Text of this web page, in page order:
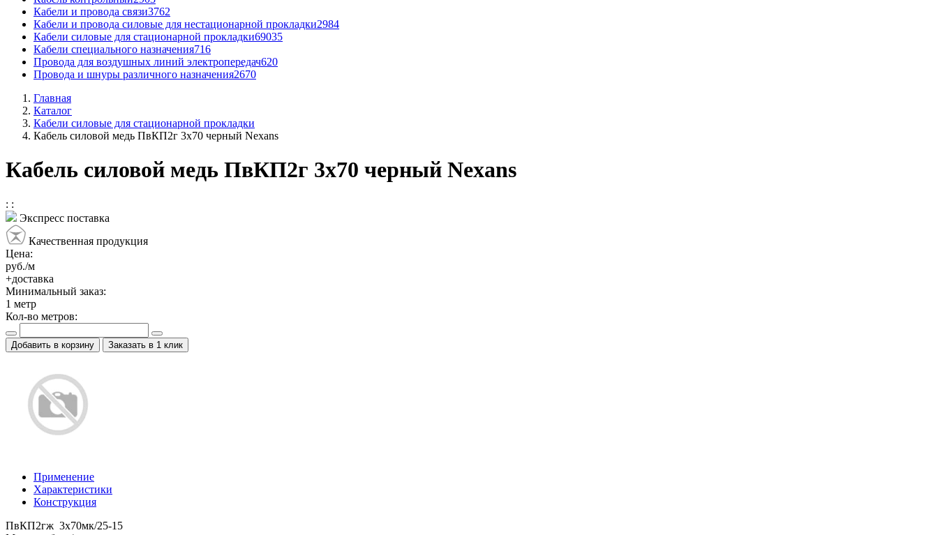
Кабели и провода связи3762
Кабели и провода силовые для нестационарной прокладки2984
Кабели силовые для стационарной прокладки69035
Кабели специального назначения716
Провода для воздушных линий электропередач620
Провода и шнуры различного назначения2670
Главная
Каталог
Кабели силовые для стационарной прокладки
Кабель силовой медь ПвКП2г 3x70 черный Nexans
Кабель силовой медь ПвКП2г 3x70 черный Nexans
: :
Экспресс поставка
Качественная продукция
Цена:
руб./м
+доставка
Минимальный заказ:
1 метр
Кол-во метров:
Добавить в корзину Заказать в 1 клик
Применение
Характеристики
Конструкция
ПвКП2гж 3x70мк/25-15